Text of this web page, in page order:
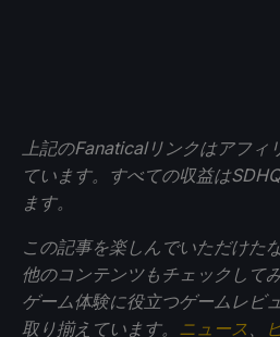
上記のFanaticalリンクはアフィ
ています。すべての収益は
ます。
この記事を楽しんでいただけたな
他のコンテンツもチェックして
ゲーム体験に役立つゲームレビ
取り揃えています。 ニュース